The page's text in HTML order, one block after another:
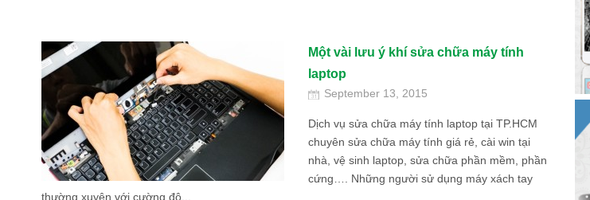
Một vài lưu ý khí sửa chữa máy tính
laptop
September 13, 2015
Dịch vụ sửa chữa máy tính laptop tại TP.HCM
chuyên sửa chữa máy tính giá rẻ, cài win tại
nhà, vệ sinh laptop, sửa chữa phần mềm, phần
cứng…. Những người sử dụng máy xách tay
thường xuyên với cường độ...